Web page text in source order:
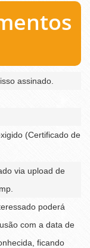
assinado.
(Certificado de
via upload de
poderá
com a data de
ficando